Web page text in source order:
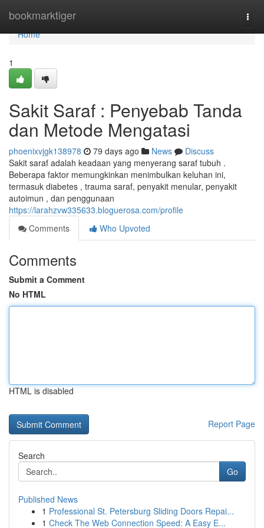
bookmarktiger
Home
Home
1
Sakit Saraf : Penyebab Tanda
dan Metode Mengatasi
phoenixvjgk138978 79 days ago News
Discuss
Sakit saraf adalah keadaan yang menyerang saraf tubuh .
Beberapa faktor memungkinkan menimbulkan keluhan ini,
termasuk diabetes , trauma saraf, penyakit menular, penyakit
autoimun , dan penggunaan
https://larahzvw335633.bloguerosa.com/profile
Comments
Who Upvoted
Comments
Submit a Comment
No HTML
HTML is disabled
Report Page
Search
Go
Published News
1 Professional St. Petersburg Sliding Doors Repai...
1 Check The Web Connection Speed: A Easy E...